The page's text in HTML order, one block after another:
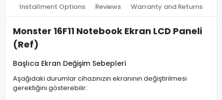
Installment Options Reviews Warranty and Returns
Monster 16F11 Notebook Ekran LCD Paneli
(Ref)
Başlıca Ekran Değişim Sebepleri
Aşağıdaki durumlar cihazınızın ekranının değiştirilmesi
gerektiğini gösterebilir: